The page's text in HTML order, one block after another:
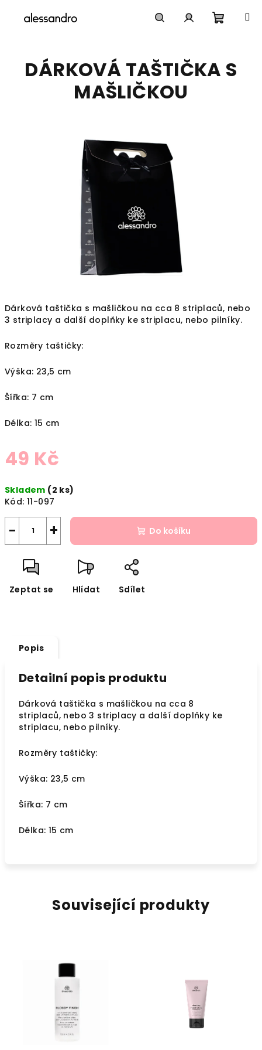
košík
Dárková taštička s mašličkou na cca 8 striplaců, nebo
3 striplacy a další doplňky ke striplacu, nebo pilníky.
Rozměry taštičky:
Výška: 23,5 cm
Šířka: 7 cm
Délka: 15 cm
49 Kč
cena:
Skladem (2 ks)
Kód: 11-097
+
− Do košíku
Zeptat se Hlídat Sdílet
DÁRKOVÁ TAŠTIČKA S
MAŠLIČKOU
Popis
Detailní popis produktu
Dárková taštička s mašličkou na cca 8
striplaců, nebo 3 striplacy a další doplňky ke
striplacu, nebo pilníky.
Rozměry taštičky:
Výška: 23,5 cm
Šířka: 7 cm
Délka: 15 cm
Související produkty